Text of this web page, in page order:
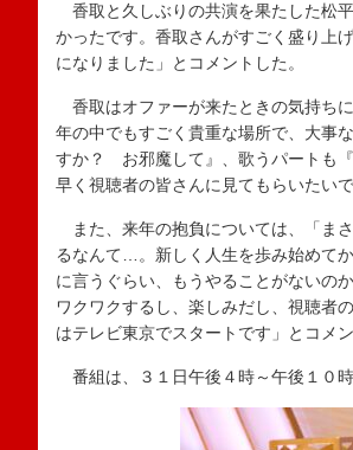
香取と久しぶりの共演を果たした松
かったです。香取さんがすごく盛り上
になりました」とコメントした。
香取はオファーが来たときの気持ち
年の中でもすごく貴重な場所で、大事
すか？ お邪魔して』、歌うパートも
早く視聴者の皆さんに見てもらいたい
また、来年の抱負については、「ま
るなんて…。新しく人生を歩み始めて
に言うぐらい、もうやることがないの
ワクワクするし、楽しみだし、視聴者
はテレビ東京でスタートです」とコメ
番組は、３１日午後４時～午後１０